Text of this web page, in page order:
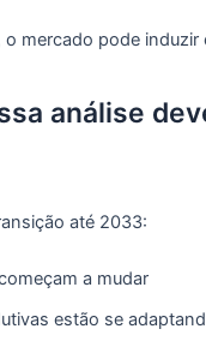
o mercado pode induzir
análise
até 2033:
a mudar
estão se